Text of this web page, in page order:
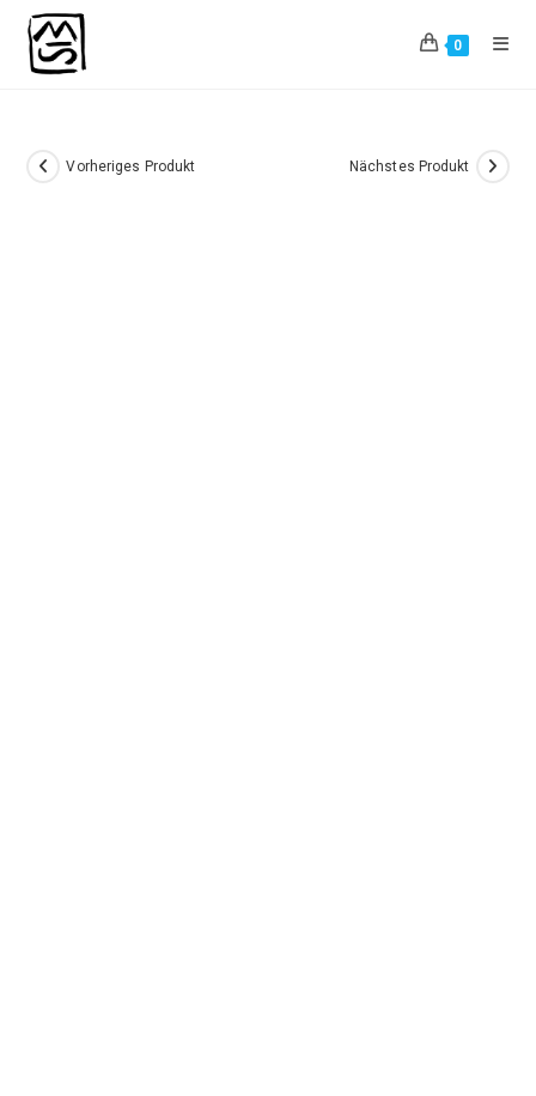
Zum
Inhalt
springen
0
Vorheriges Produkt Nächstes Produkt